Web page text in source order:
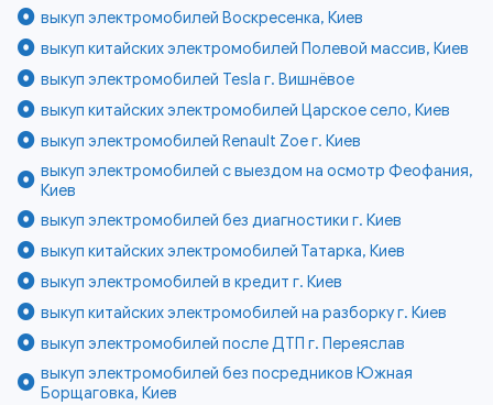
выкуп электромобилей Воскресенка, Киев
выкуп китайских электромобилей Полевой массив, Киев
выкуп электромобилей Tesla г. Вишнёвое
выкуп китайских электромобилей Царское село, Киев
выкуп электромобилей Renault Zoe г. Киев
выкуп электромобилей с выездом на осмотр Феофания,
Киев
выкуп электромобилей без диагностики г. Киев
выкуп китайских электромобилей Татарка, Киев
выкуп электромобилей в кредит г. Киев
выкуп китайских электромобилей на разборку г. Киев
выкуп электромобилей после ДТП г. Переяслав
выкуп электромобилей без посредников Южная
Борщаговка, Киев